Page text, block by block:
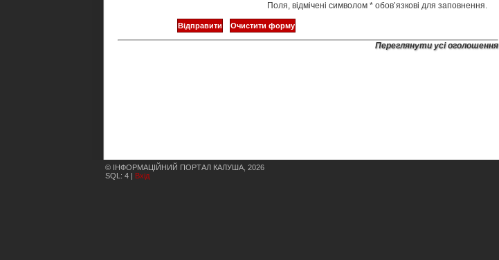
Поля, відмічені символом * обов’язкові для заповнення.
Переглянути усі оголошення
© ІНФОРМАЦІЙНИЙ ПОРТАЛ КАЛУША, 2026
SQL: 4 | Вхід